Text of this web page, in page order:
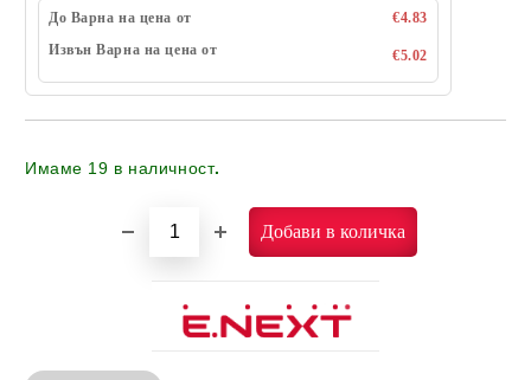
До Варна на цена от
€4.83
Извън Варна на цена от
€5.02
Имаме 19 в наличност.